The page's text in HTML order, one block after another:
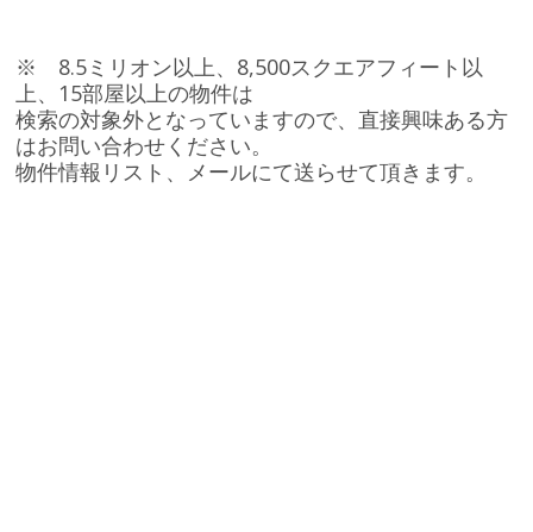
※ 8.5ミリオン以上、8,500スクエアフィート以
上、15部屋以上の物件は
検索の対象外となっていますので、直接興味ある方
はお問い合わせください。
物件情報リスト、メールにて送らせて頂きます。